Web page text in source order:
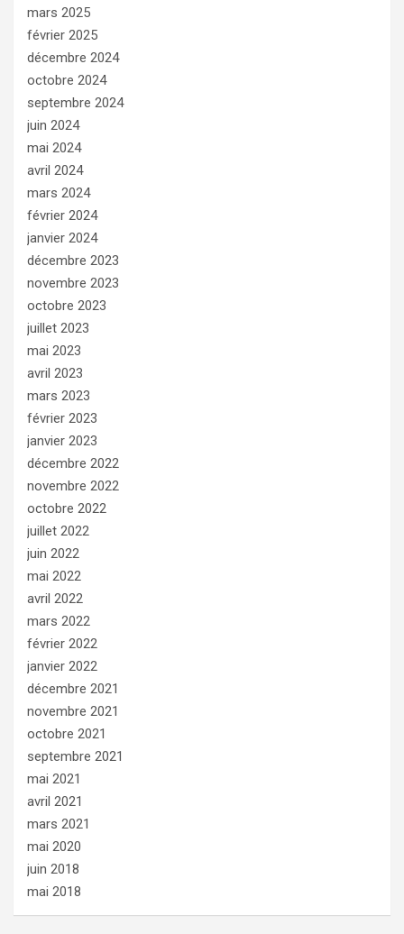
mars 2025
février 2025
décembre 2024
octobre 2024
septembre 2024
juin 2024
mai 2024
avril 2024
mars 2024
février 2024
janvier 2024
décembre 2023
novembre 2023
octobre 2023
juillet 2023
mai 2023
avril 2023
mars 2023
février 2023
janvier 2023
décembre 2022
novembre 2022
octobre 2022
juillet 2022
juin 2022
mai 2022
avril 2022
mars 2022
février 2022
janvier 2022
décembre 2021
novembre 2021
octobre 2021
septembre 2021
mai 2021
avril 2021
mars 2021
mai 2020
juin 2018
mai 2018